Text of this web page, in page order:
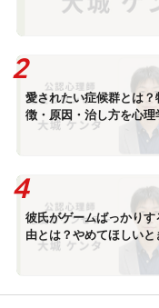
愛されたい症候群とは？
徴・原因・治し方を心理
に解説
彼氏がゲームばっかりす
由とは？やめてほしいと
上手な伝え方